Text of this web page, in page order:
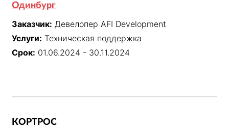
Одинбург
Заказчик: Девелопер AFI Development
Услуги: Техническая поддержка
Срок: 01.06.2024 - 30.11.2024
КОРТРОС